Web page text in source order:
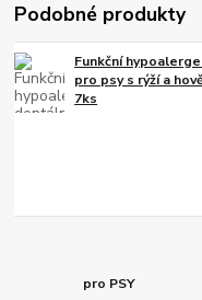
Podobné produkty
Funkční
pro psy s rýží a
7ks
pro PSY